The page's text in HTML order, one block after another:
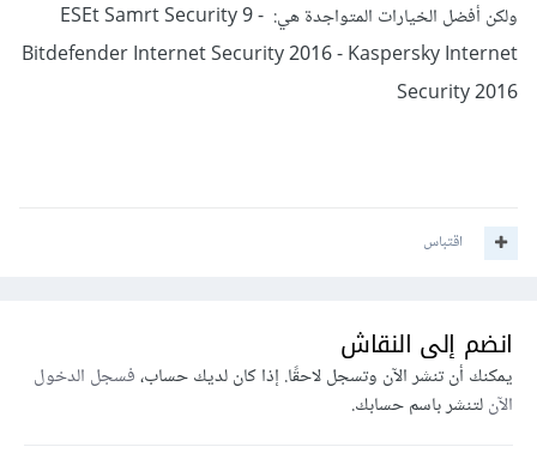
ولكن أفضل الخيارات المتواجدة هي: ESEt Samrt Security 9 -
Bitdefender Internet Security 2016 - Kaspersky Internet
Security 2016
اقتباس
انضم إلى النقاش
يمكنك أن تنشر الآن وتسجل لاحقًا. إذا كان لديك حساب،فسجل الدخول
الآنلتنشر باسم حسابك.